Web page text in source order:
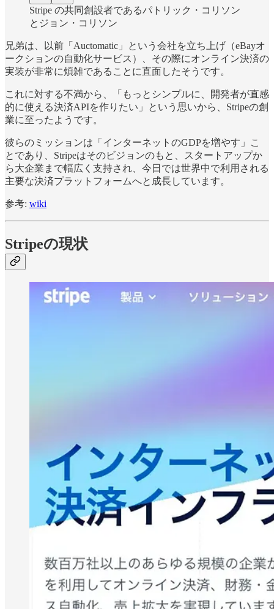
Stripe の共同創設者であるパトリック・コリソン
とジョン・コリソン
兄弟は、以前「Auctomatic」という会社を立ち上げ（eBayオ
ークションの自動化サービス）、その際にオンライン決済の
実装が非常に煩雑であることに直面したそうです。
これに対する不満から、「もっとシンプルに、開発者が直感
的に使える決済APIを作りたい」という思いから、Stripeの創
業に至ったようです。
彼らのミッションは「インターネットのGDPを増やす」こ
とであり、Stripeはそのビジョンのもと、スタートアップか
ら大企業まで幅広く支持され、今日では世界中で利用される
主要な決済プラットフォームへと成長しています。
参考: wiki
Stripeの現状